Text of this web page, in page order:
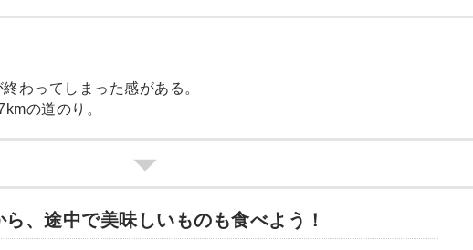
わってしまった感がある。
の道のり。
ら、途中で美味しいものも食べよう！